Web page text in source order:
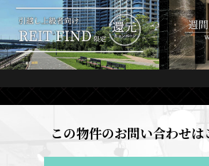
この物件のお問い合わせは